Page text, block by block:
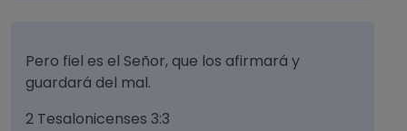
Pero fiel es el Señor, que los afirmará y
guardará del mal.
2 Tesalonicenses 3:3